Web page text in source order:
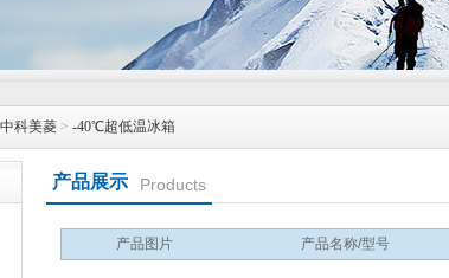
中科美菱 > -40℃超低温冰箱
产品展示 Products
产品图片 产品名称/型号